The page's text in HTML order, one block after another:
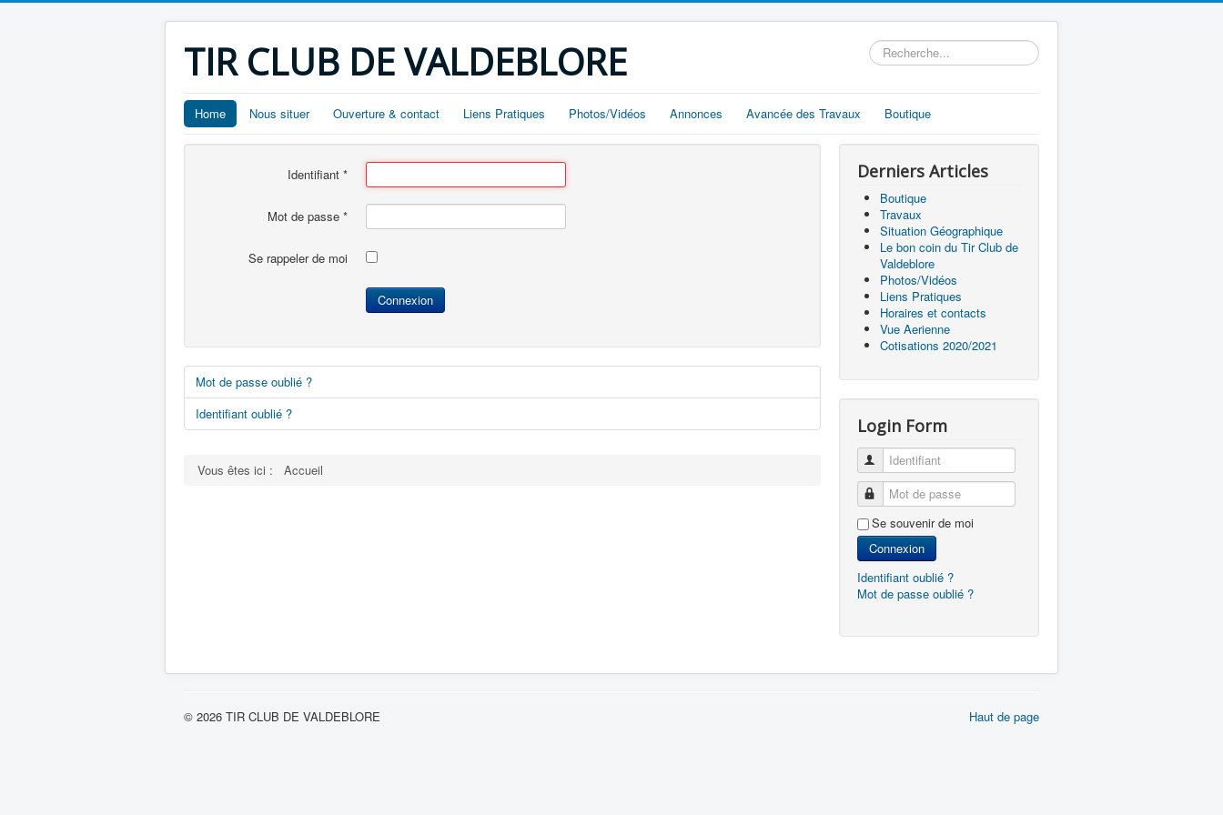
TIR CLUB DE VALDEBLORE Rechercher
Home Nous situer Ouverture & contact Liens Pratiques Photos/Vidéos Annonces Avancée des Travaux Boutique
Identifiant *
Mot de passe *
Se rappeler de moi
Connexion
Mot de passe oublié ?
Identifiant oublié ?
Vous êtes ici : Accueil
Derniers Articles
Boutique
Travaux
Situation Géographique
Le bon coin du Tir Club de
Valdeblore
Photos/Vidéos
Liens Pratiques
Horaires et contacts
Vue Aerienne
Cotisations 2020/2021
Login Form
Identifiant
Mot de passe
Se souvenir de moi
Connexion
Identifiant oublié ?
Mot de passe oublié ?
Haut de page
© 2026 TIR CLUB DE VALDEBLORE